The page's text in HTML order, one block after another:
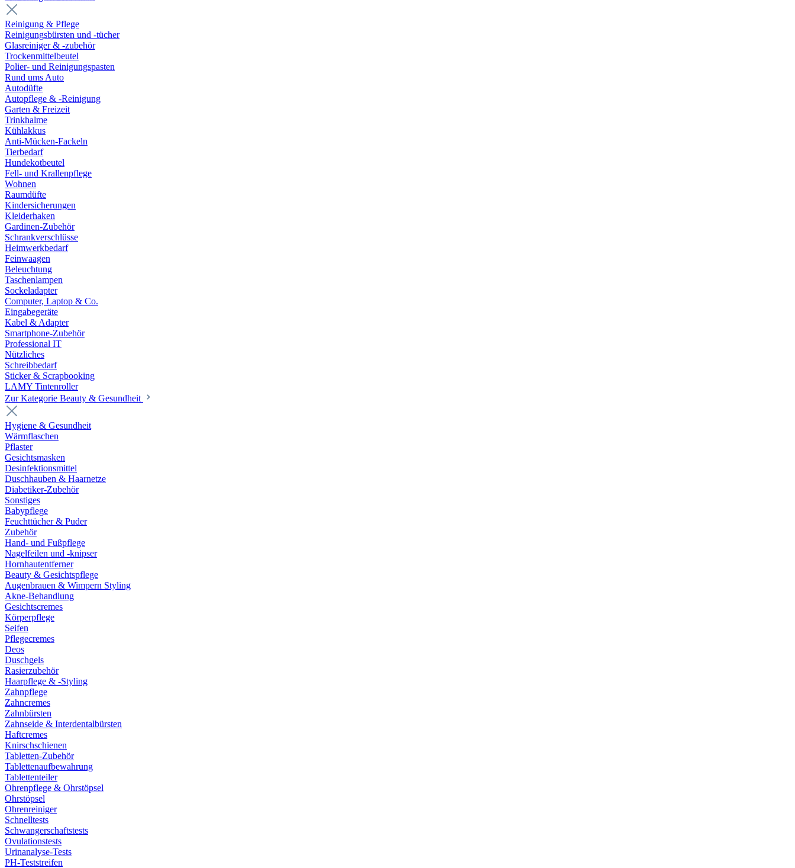
Reinigung & Pflege
Reinigungsbürsten und -tücher
Glasreiniger & -zubehör
Trockenmittelbeutel
Polier- und Reinigungspasten
Rund ums Auto
Autodüfte
Autopflege & -Reinigung
Garten & Freizeit
Trinkhalme
Kühlakkus
Anti-Mücken-Fackeln
Tierbedarf
Hundekotbeutel
Fell- und Krallenpflege
Wohnen
Raumdüfte
Kindersicherungen
Kleiderhaken
Gardinen-Zubehör
Schrankverschlüsse
Heimwerkbedarf
Feinwaagen
Beleuchtung
Taschenlampen
Sockeladapter
Computer, Laptop & Co.
Eingabegeräte
Kabel & Adapter
Smartphone-Zubehör
Professional IT
Nützliches
Schreibbedarf
Sticker & Scrapbooking
LAMY Tintenroller
Zur Kategorie Beauty & Gesundheit
Hygiene & Gesundheit
Wärmflaschen
Pflaster
Gesichtsmasken
Desinfektionsmittel
Duschhauben & Haarnetze
Diabetiker-Zubehör
Sonstiges
Babypflege
Feuchttücher & Puder
Zubehör
Hand- und Fußpflege
Nagelfeilen und -knipser
Hornhautentferner
Beauty & Gesichtspflege
Augenbrauen & Wimpern Styling
Akne-Behandlung
Gesichtscremes
Körperpflege
Seifen
Pflegecremes
Deos
Duschgels
Rasierzubehör
Haarpflege & -Styling
Zahnpflege
Zahncremes
Zahnbürsten
Zahnseide & Interdentalbürsten
Haftcremes
Knirschschienen
Tabletten-Zubehör
Tablettenaufbewahrung
Tablettenteiler
Ohrenpflege & Ohrstöpsel
Ohrstöpsel
Ohrenreiniger
Schnelltests
Schwangerschaftstests
Ovulationstests
Urinanalyse-Tests
PH-Teststreifen